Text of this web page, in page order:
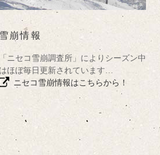
雪崩情報
「ニセコ雪崩調査所」によりシーズン中
はほぼ毎日更新されています…
ニセコ雪崩情報はこちらから！